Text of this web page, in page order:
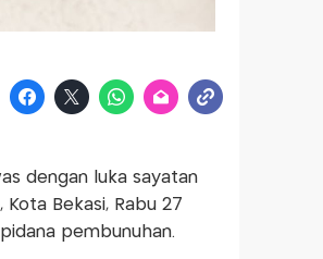
dengan luka sayatan
Bekasi, Rabu 27
pembunuhan.